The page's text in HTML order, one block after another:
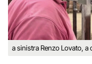
a sinistra Renzo Lovato, a